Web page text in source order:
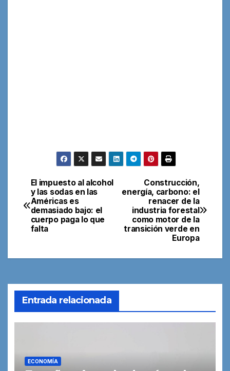
Navegación
de
entradas
Construcción,
energía, carbono: el
renacer de la
industria forestal
como motor de la
transición verde en
Europa
El impuesto al alcohol
y las sodas en las
Américas es
demasiado bajo: el
cuerpo paga lo que
falta
Entrada relacionada
ECONOMÍA